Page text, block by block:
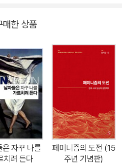
덜 흘릴까? 사람들은 대부분 그렇
하는 것이고 또 그래야 한다고 여기
굶주리고 2도 화상을 입는데 그것
다르다고 결론짓는 것은 비논리적
내는 데 지불했는지 분간하지 못한
살갗이 위안받을 리 없다. 사람들이
하는 것은 마조히스트는 고통을 즐
때문이다. _<선택> 중에서
합연구소의 월간지 <PEN>에 나노
학 칼럼니스트로도 주목받았다. 청년
권 집필했으며, 중고등학교 교과서
록되어 있다. 최근에는 청색기술, 인
문명의 핵심 의제를 연구하며 신
과 기술 혁신의 관계를 탐구하고 있
되는가》는 그가 오랫동안 천착해온
계’를 집대성한 결과물이다. 제1회 한
국출판문화상을 수상했으며, 2006
기고자 감사패, 2008년 서울대학
평가하도록 만들었는가? 집안 살림
당 부분은 왜 가정에 국한되어 있는
술, 값비싼 화장품에 많은 비용을 투
에서부터 종교, 섹스라는 사적 영역
따르도록 학습되었던 여성들을 향
름다움 속에 갇혀버린 허상을 깨고,
명저. 출판사 리뷰 ‘흠 없
속에 갇혀버린 허
를 탐색한 불후의 명저 최근 이
‘메갈리아’로 이어진 논란은 한국사회
매한 상품
은 자꾸 나를
치려 든다
페미니즘의 도전 (15
주년 기념판)